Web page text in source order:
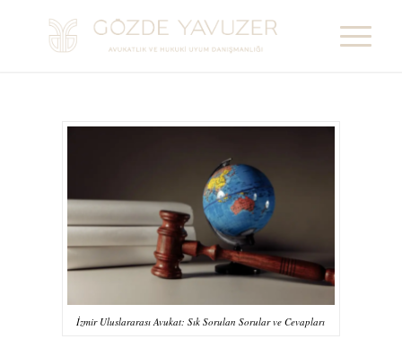
İzmir Uluslararası Avukat: Sık Sorulan Sorular ve Cevapları